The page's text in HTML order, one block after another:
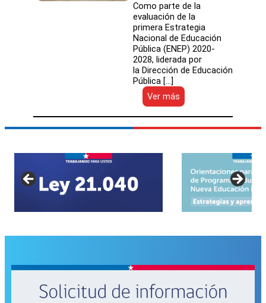
Como parte de la
evaluación de la
primera Estrategia
Nacional de Educación
Pública (ENEP) 2020-
2028, liderada por
la Dirección de Educación
Pública […]
Ver más
Tercera
sesión
de
Referencia
presentó
avances
de
ENEP